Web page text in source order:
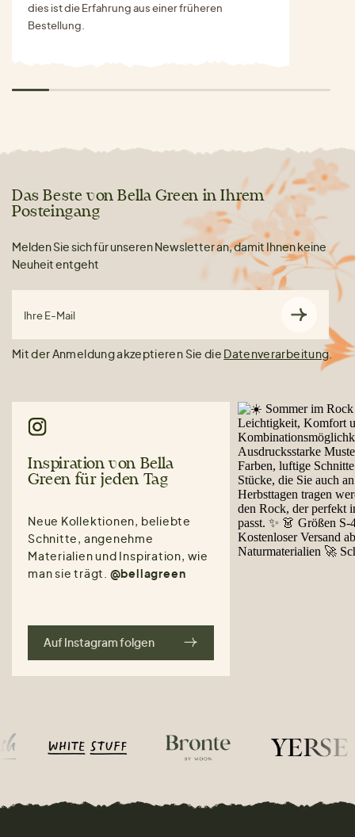
dies ist die Erfahrung aus einer früheren
Bestellung.
Das Beste von Bella Green in Ihrem
Posteingang
Melden Sie sich für unseren Newsletter an, damit Ihnen keine
Neuheit entgeht
Ihre E-Mail
Mit der Anmeldung akzeptieren Sie die Datenverarbeitung.
Inspiration von Bella
Green für jeden Tag
Neue Kollektionen, beliebte
Schnitte, angenehme
Materialien und Inspiration, wie
man sie trägt. @bellagreen
Auf Instagram folgen